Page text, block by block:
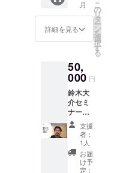
ありま
す。あ
めご了
承くだ
※支援
時、備
考欄に
ご希望
の色と
サイズ
をご記
入くだ
さい。
開く構
腕を動
かしづ
着脱で
きます
たくさ
んの工
夫がつ
まった
アダプ
ティブ
ファッ
ション
の商品
ストレ
スフ
リーな
しゃ
れ！
背中が
クロス
したデ
ザイン
のチュ
ニック
は軽く
引っ張
るだけ
NPO法
人Re
ジョブ
で行い
ます。
講演内
容は、
高次脳
機能障
害に関
係する
ものに
限りま
ハビリ
30分、
10回分
をリ
した。
オンラ
インリ
ハビリ
につい
ての詳
細はこ
ちらを
ご覧く
ださ
い。
https://
月
詳細を見る
こ
の
リ
タ
ー
ン
を
選
択
す
る
50,
000 円
鈴木大
介セミ
ナー主
催権 鈴
木大介
を講師
に迎え
た講演
会を主
支援
者：
1人
お届
け予
定：